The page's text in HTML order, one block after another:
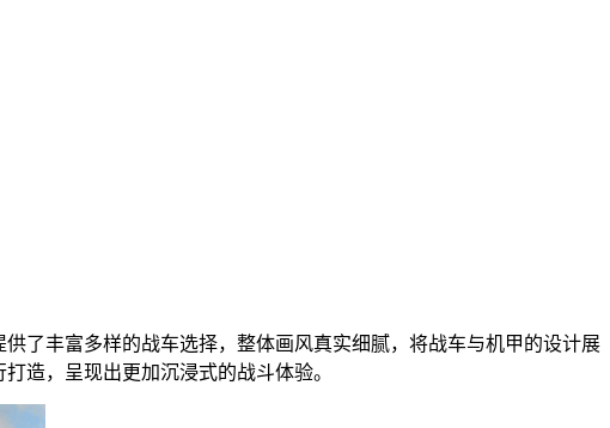
了丰富多样的战车选择，整体画风真实细腻，将战车与机甲的设计展
造，呈现出更加沉浸式的战斗体验。